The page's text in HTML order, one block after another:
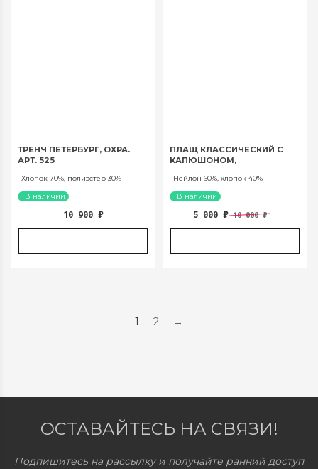
ТРЕНЧ ПЕТЕРБУРГ, ОХРА.
АРТ. 525
Хлопок 70%, полиэстер 30%
В наличии
10 900 ₽
ПЛАЩ КЛАССИЧЕСКИЙ С
КАПЮШОНОМ,
Нейлон 60%, хлопок 40%
В наличии
5 000 ₽ 10 000₽
1 2 →
ОСТАВАЙТЕСЬ НА СВЯЗИ!
Подпишитесь на рассылку и получайте ранний доступ